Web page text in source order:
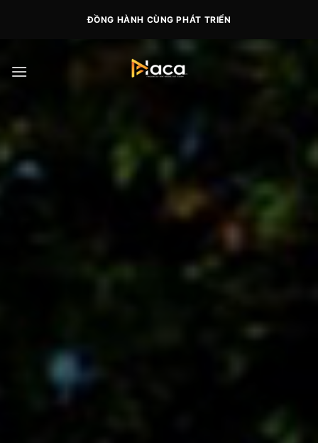
ĐỒNG HÀNH CÙNG PHÁT TRIỂN